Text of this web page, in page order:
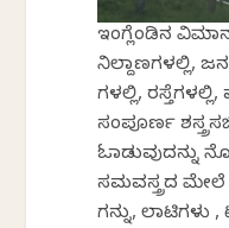
ಇಂಗ್ಲೆಂಡಿನ ವಿಮಾನ
ನಿಲ್ದಾಣಗಳಲ್ಲಿ,
ಗಳಲ್ಲಿ,
ಸಂಪೂರ್ಣ
ಓಡಾಡುವುದನ್ನು
ಸಮವಸ್ತ್ರದ ಮೇಲೆ
ಗನ್ನು, ಲಾಟಿಗಳು